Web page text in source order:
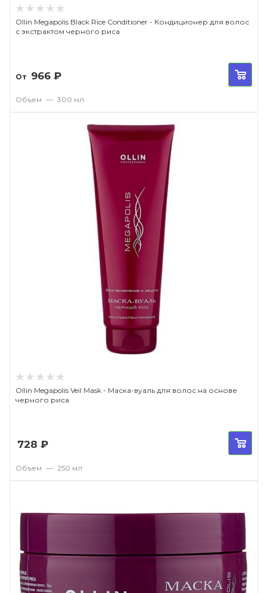
Ollin Megapolis Black Rice Conditioner - Кондиционер для волос
с экстрактом черного риса
От 966 ₽
Объем — 300 мл
Ollin Megapolis Veil Mask - Маска-вуаль для волос на основе
черного риса
728 ₽
Объем — 250 мл